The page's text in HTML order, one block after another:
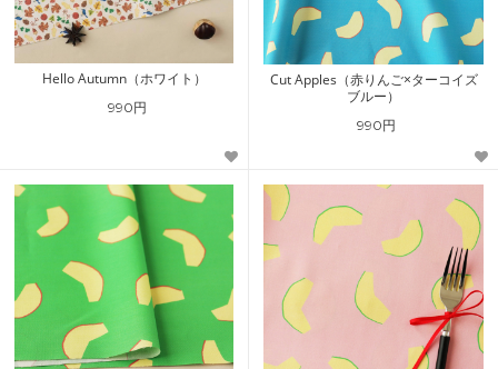
Hello Autumn（ホワイト）
990円
Cut Apples（赤りんご×ターコイズ
ブルー）
990円